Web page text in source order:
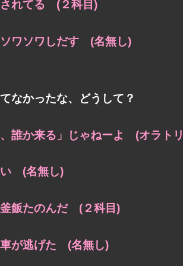
れてる (２科目)
ワソワしだす (名無し)
なかったな、どうして？
、誰か来る」じゃねーよ (オラト
い (名無し)
飯たのんだ (２科目)
が逃げた (名無し)